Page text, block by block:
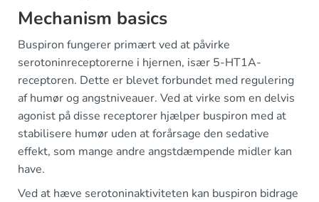
Mechanism basics
Buspiron fungerer primært ved at påvirke
serotoninreceptorerne i hjernen, især 5-HT1A-
receptoren. Dette er blevet forbundet med regulering
af humør og angstniveauer. Ved at virke som en delvis
agonist på disse receptorer hjælper buspiron med at
stabilisere humør uden at forårsage den sedative
effekt, som mange andre angstdæmpende midler kan
have.
Ved at hæve serotoninaktiviteten kan buspiron bidrage